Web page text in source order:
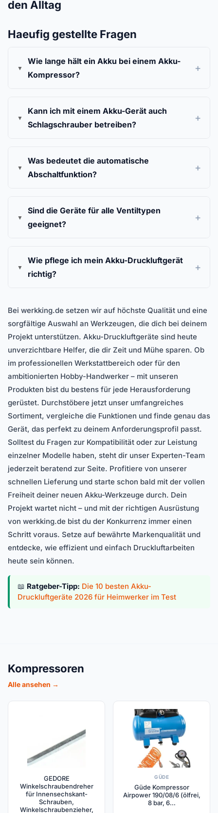
den Alltag
Haeufig gestellte Fragen
Wie lange hält ein Akku bei einem Akku-
Kompressor?
Kann ich mit einem Akku-Gerät auch
Schlagschrauber betreiben?
Was bedeutet die automatische
Abschaltfunktion?
Sind die Geräte für alle Ventiltypen
geeignet?
Wie pflege ich mein Akku-Druckluftgerät
richtig?
Bei werkking.de setzen wir auf höchste Qualität und eine
sorgfältige Auswahl an Werkzeugen, die dich bei deinem
Projekt unterstützen. Akku-Druckluftgeräte sind heute
unverzichtbare Helfer, die dir Zeit und Mühe sparen. Ob
im professionellen Werkstattbereich oder für den
ambitionierten Hobby-Handwerker – mit unseren
Produkten bist du bestens für jede Herausforderung
gerüstet. Durchstöbere jetzt unser umfangreiches
Sortiment, vergleiche die Funktionen und finde genau das
Gerät, das perfekt zu deinem Anforderungsprofil passt.
Solltest du Fragen zur Kompatibilität oder zur Leistung
einzelner Modelle haben, steht dir unser Experten-Team
jederzeit beratend zur Seite. Profitiere von unserer
schnellen Lieferung und starte schon bald mit der vollen
Freiheit deiner neuen Akku-Werkzeuge durch. Dein
Projekt wartet nicht – und mit der richtigen Ausrüstung
von werkking.de bist du der Konkurrenz immer einen
Schritt voraus. Setze auf bewährte Markenqualität und
entdecke, wie effizient und einfach Druckluftarbeiten
heute sein können.
📖 Ratgeber-Tipp: Die 10 besten Akku-
Druckluftgeräte 2026 für Heimwerker im Test
Kompressoren
Alle ansehen →
GEDORE
Winkelschraubendreher
für Innensechskant-
Schrauben,
Winkelschraubenzieher,
GÜDE
Güde Kompressor
Airpower 190/08/6 (ölfrei,
8 bar, 6…